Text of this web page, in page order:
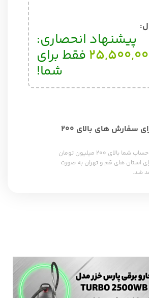
پیشنهاد انحصاری:
فقط برای
شما!
ارسال رایگان برای سفارش های بالای 200
چنان چه جمع صورت حساب شما بالای 200 میلیون تومان
استان های قم و تهران به صورت
شد.